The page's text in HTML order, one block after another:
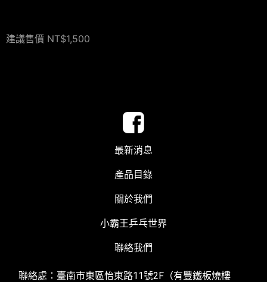
建議售價 NT$1,500
最新消息
產品目錄
關於我們
小霸王乒乓世界
聯絡我們
聯絡處：臺南市東區怡東路11號2F（有豐鐵板燒樓